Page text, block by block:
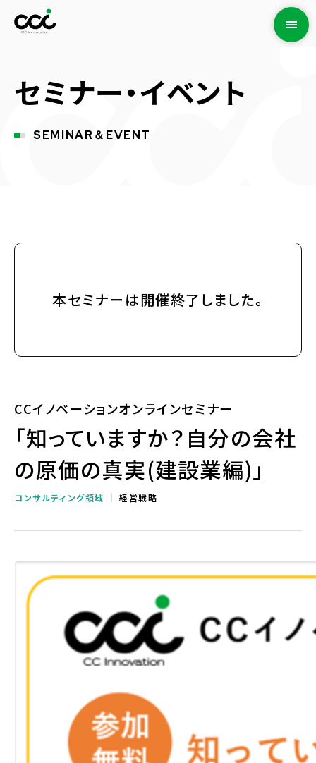
セミナー・イベント
SEMINAR＆EVENT
本セミナーは開催終了しました。
CCイノベーションオンラインセミナー
「知っていますか？自分の会社
の原価の真実(建設業編)」
コンサルティング領域 経営戦略